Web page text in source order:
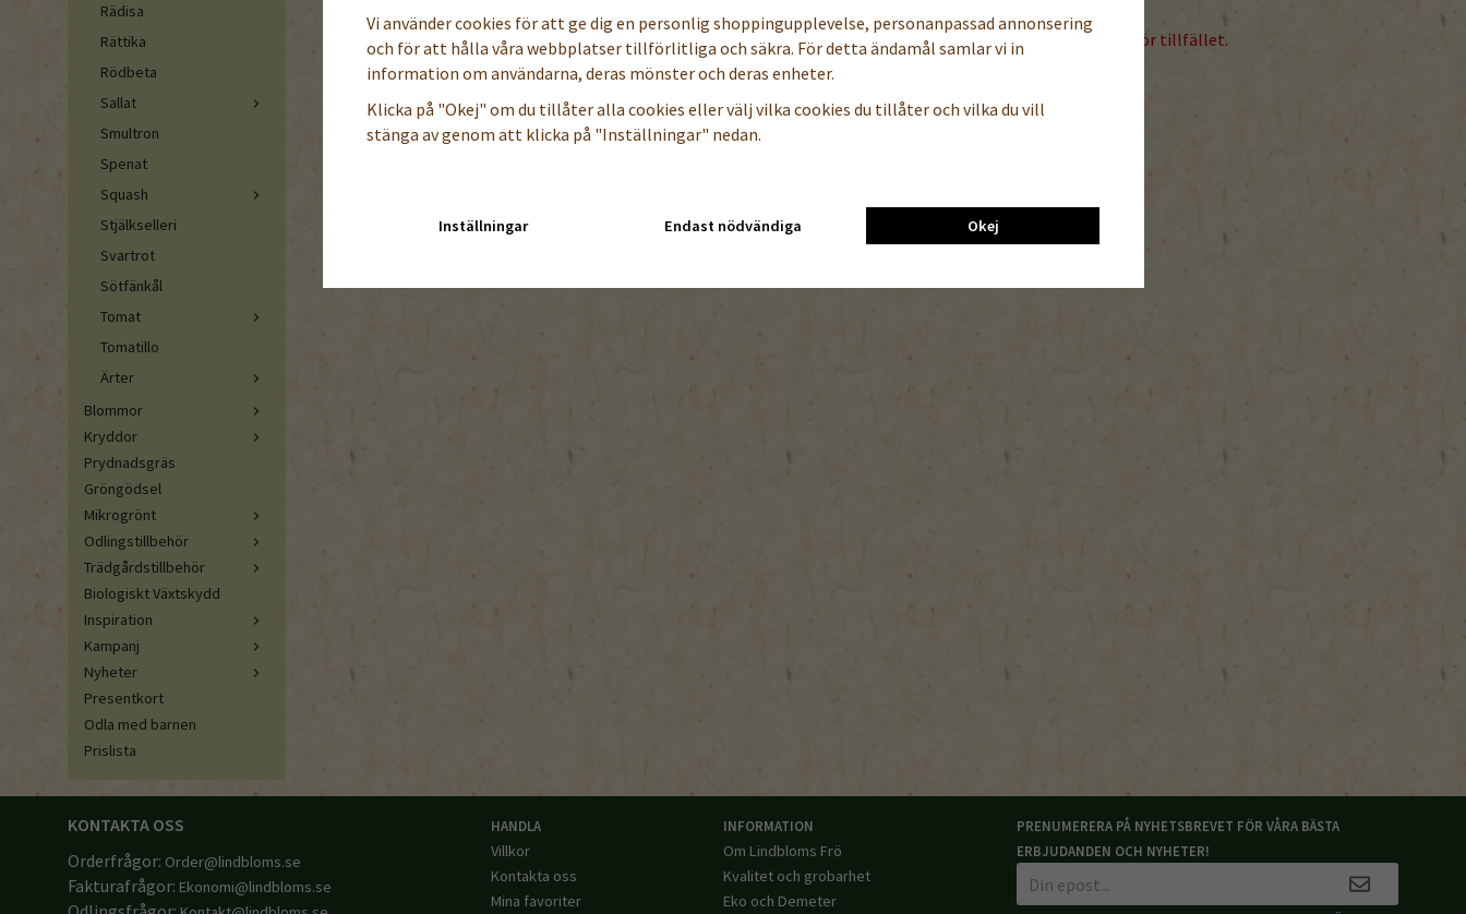
Rädisa
Rättika
Rödbeta
Sallat
Smultron
Spenat
Squash
Stjälkselleri
Svartrot
Sötfänkål
Tomat
Tomatillo
Ärter
Blommor
Kryddor
Prydnadsgräs
Gröngödsel
Mikrogrönt
Odlingstillbehör
Trädgårdstillbehör
Biologiskt Växtskydd
Inspiration
Kampanj
Nyheter
Presentkort
Odla med barnen
Prislista
Tyvärr ingår inte denna produkt i vårt sortiment för tillfället.
KONTAKTA OSS
Orderfrågor: Order@lindbloms.se
Fakturafrågor: Ekonomi@lindbloms.se
HANDLA
Villkor
Kontakta oss
Mina favoriter
INFORMATION
Om Lindbloms Frö
Kvalitet och grobarhet
Eko och Demeter
PRENUMERERA PÅ NYHETSBREVET FÖR VÅRA BÄSTA
ERBJUDANDEN OCH NYHETER!
Vi använder cookies för att ge dig en personlig shoppingupplevelse, personanpassad annonsering
och för att hålla våra webbplatser tillförlitliga och säkra. För detta ändamål samlar vi in
information om användarna, deras mönster och deras enheter.
Klicka på "Okej" om du tillåter alla cookies eller välj vilka cookies du tillåter och vilka du vill
stänga av genom att klicka på "Inställningar" nedan.
Inställningar Endast nödvändiga Okej